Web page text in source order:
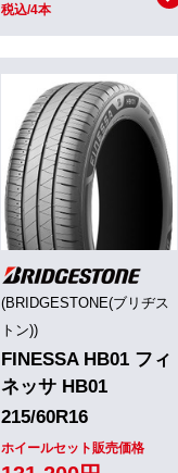
税込/4本
(BRIDGESTONE(ブリヂス
トン))
FINESSA HB01 フィ
ネッサ HB01
215/60R16
ホイールセット販売価格